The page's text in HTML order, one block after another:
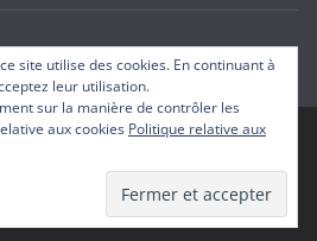
. Tous droits réservés.
Propulsé parWordPress
site utilise des cookies. En continuant à
leur utilisation.
sur la manière de contrôler les
aux cookies Politique relative aux